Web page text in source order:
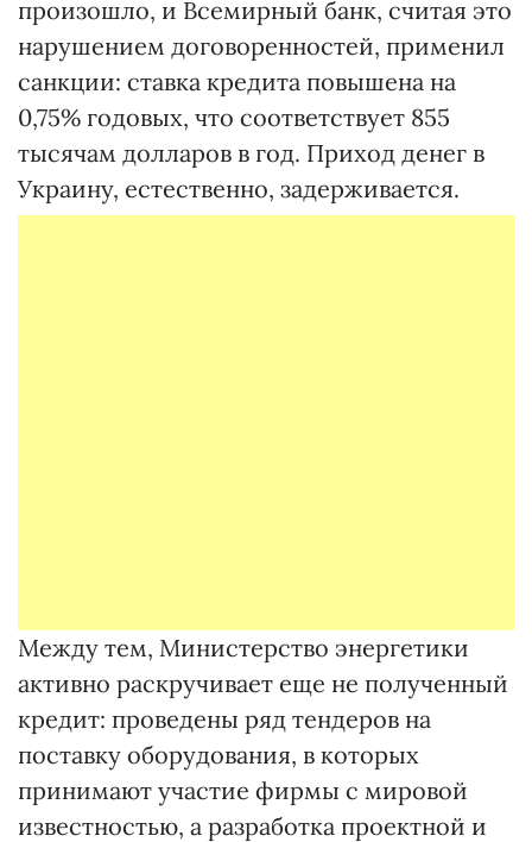
произошло, и Всемирный банк, считая это
нарушением договоренностей, применил
санкции: ставка кредита повышена на
0,75% годовых, что соответствует 855
тысячам долларов в год. Приход денег в
Украину, естественно, задерживается.
Между тем, Министерство энергетики
активно раскручивает еще не полученный
кредит: проведены ряд тендеров на
поставку оборудования, в которых
принимают участие фирмы с мировой
известностью, а разработка проектной и